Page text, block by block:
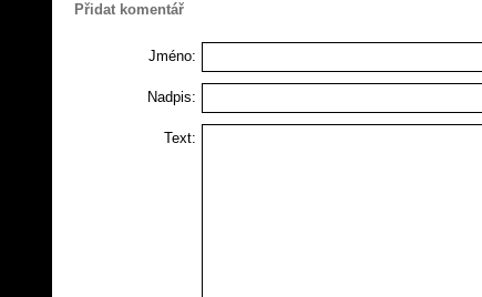
Přidat komentář
Jméno:
Nadpis:
Text: